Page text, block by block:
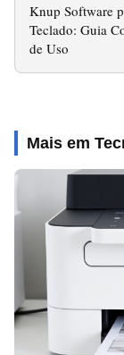
Knup Software
Teclado: Guia
de Uso
Mais em